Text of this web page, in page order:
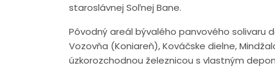
staroslávnej Soľnej Bane.
Pôvodný areál bývalého panvového solivaru
Vozovňa (Koniareň), Kováčske dielne,
úzkorozchodnou železnicou s vlastným